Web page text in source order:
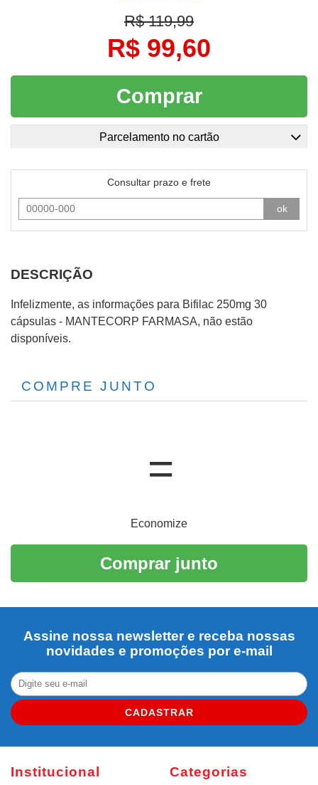
R$ 119,99
R$ 99,60
Comprar
Parcelamento no cartão
Consultar prazo e frete
ok
DESCRIÇÃO
Infelizmente, as informações para Bifilac 250mg 30
cápsulas - MANTECORP FARMASA, não estão
disponíveis.
COMPRE JUNTO
Economize
Comprar junto
Assine nossa newsletter e receba nossas
novidades e promoções por e-mail
CADASTRAR
Institucional Categorias